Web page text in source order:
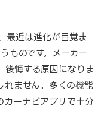
最近は進化が目覚ま
ものです。メーカー
後悔する原因になりま
れません。多くの機能
カーナビアプリで十分